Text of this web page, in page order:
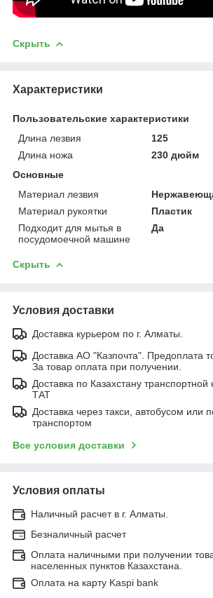
Скрыть
Характеристики
Пользовательские характеристики
Длина лезвия
125
Длина ножа
230 дюйм
Основные
Материал лезвия
Материал рукоятки
Пластик
Подходит для мытья в
посудомоечной машине
Да
Скрыть
Условия доставки
Доставка курьером по г. Алматы.
Доставка АО "Казпочта". Предоплата
За товар оплата при получении.
Доставка по Казахстану
ТАТ
Доставка через такси, автобусом или
транспортом
Все условия доставки
Условия оплаты
Наличный расчет в г. Алматы.
Безналичный расчет
Оплата наличными при получении
населенных пунктов Казахстана.
Оплата на карту Kaspi bank